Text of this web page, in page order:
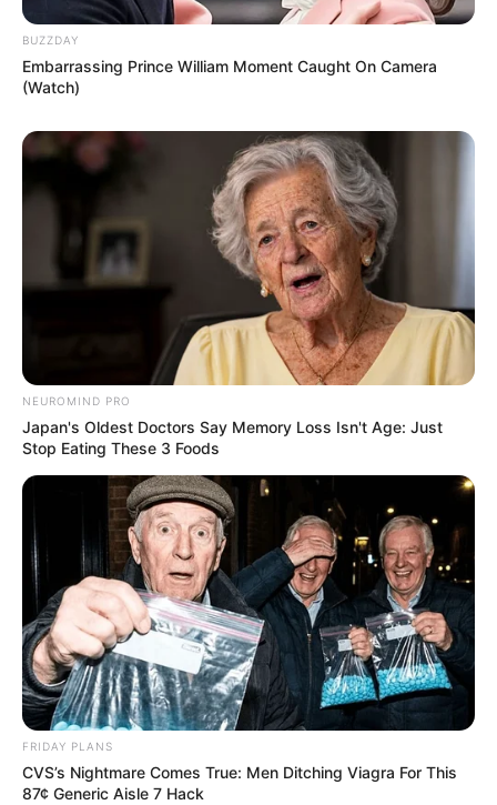
BUZZDAY
Embarrassing Prince William Moment Caught On Camera
(Watch)
NEUROMIND PRO
Japan's Oldest Doctors Say Memory Loss Isn't Age: Just
Stop Eating These 3 Foods
FRIDAY PLANS
CVS’s Nightmare Comes True: Men Ditching Viagra For This
87¢ Generic Aisle 7 Hack